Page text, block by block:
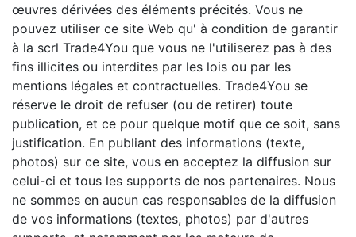
œuvres dérivées des éléments précités. Vous ne
pouvez utiliser ce site Web qu' à condition de garantir
à la scrl Trade4You que vous ne l'utiliserez pas à des
fins illicites ou interdites par les lois ou par les
mentions légales et contractuelles. Trade4You se
réserve le droit de refuser (ou de retirer) toute
publication, et ce pour quelque motif que ce soit, sans
justification. En publiant des informations (texte,
photos) sur ce site, vous en acceptez la diffusion sur
celui-ci et tous les supports de nos partenaires. Nous
ne sommes en aucun cas responsables de la diffusion
de vos informations (textes, photos) par d'autres